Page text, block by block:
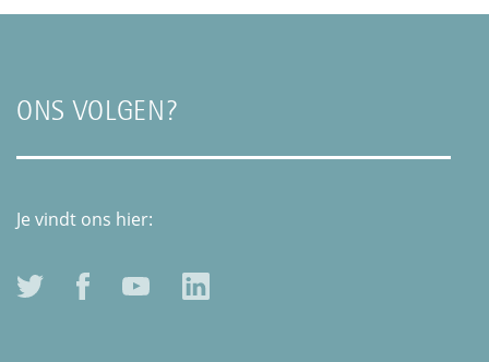
ONS VOLGEN?
Je vindt ons hier: